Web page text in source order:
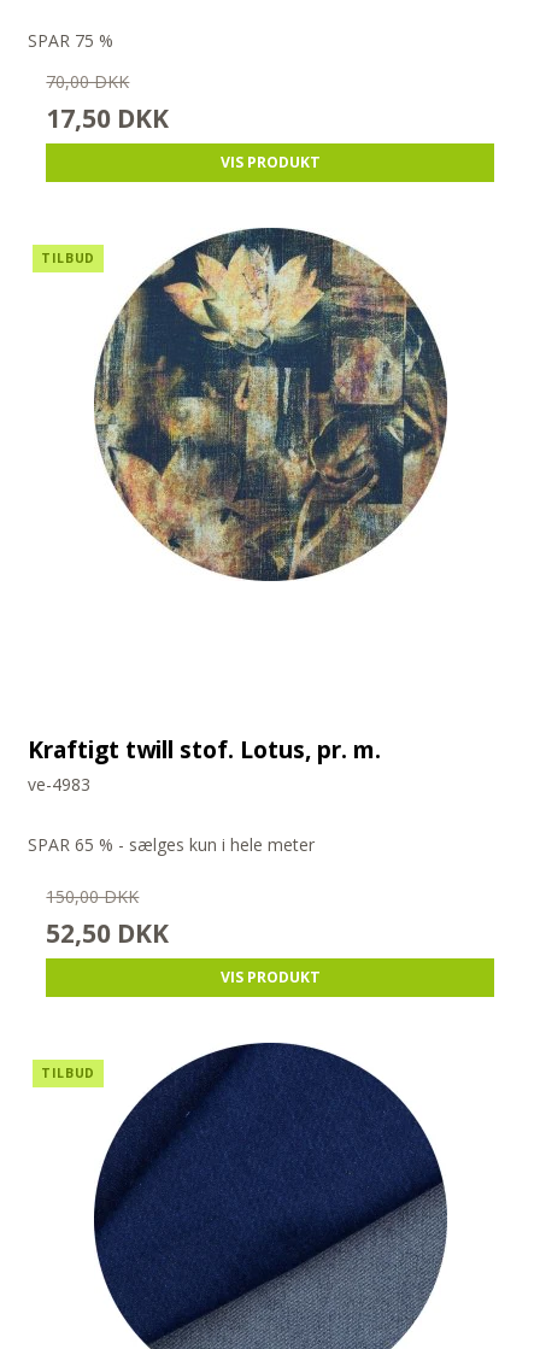
SPAR 75 %
70,00 DKK
17,50 DKK
VIS PRODUKT
TILBUD
Kraftigt twill stof. Lotus, pr. m.
ve-4983
SPAR 65 % - sælges kun i hele meter
150,00 DKK
52,50 DKK
VIS PRODUKT
TILBUD